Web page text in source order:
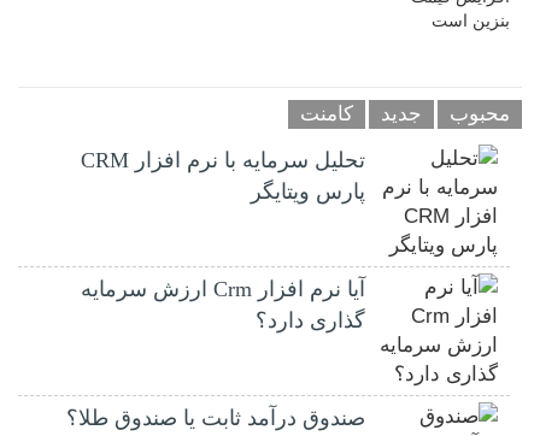
محبوب جدید کامنت
تحلیل سرمایه با نرم افزار CRM
پارس ویتایگر
آیا نرم افزار Crm ارزش سرمایه
گذاری دارد؟
صندوق درآمد ثابت یا صندوق طلا؟